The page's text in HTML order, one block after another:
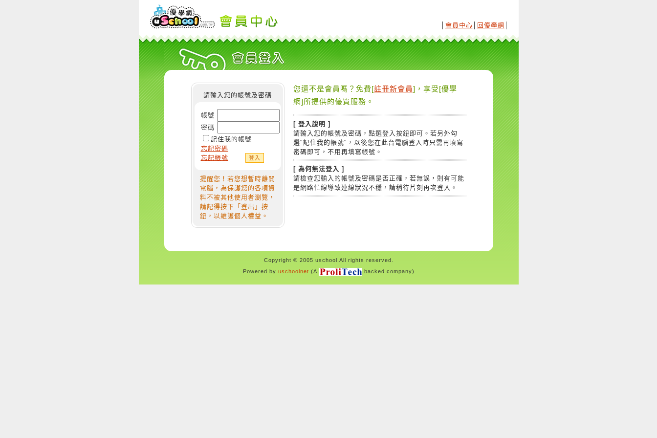
會員中心 回優學網
請輸入您的帳號及密碼
帳號
密碼
記住我的帳號
忘記密碼
忘記帳號
提醒您！若您想暫時離開
電腦，為保護您的各項資
料不被其他使用者瀏覽，
請記得按下「登出」按
鈕，以維護個人權益。
您還不是會員嗎？免費[註冊新會員]，享受[優學
網]所提供的優質服務。
[ 登入說明 ]
請輸入您的帳號及密碼，點選登入按鈕即可。若另外勾
選"記住我的帳號"，以後您在此台電腦登入時只需再填寫
密碼即可，不用再填寫帳號。
[ 為何無法登入 ]
請檢查您輸入的帳號及密碼是否正確，若無誤，則有可能
是網路忙線導致連線狀況不穩，請稍待片刻再次登入。
Copyright © 2005 uschool.All rights reserved.
Powered by uschoolnet (A backed company)